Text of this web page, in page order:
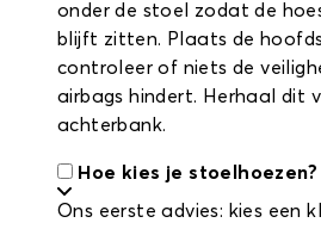
onder de stoel zodat de
blijft zitten. Plaats de
controleer of niets de
airbags hindert. Herhaal dit
achterbank.
Hoe kies je stoelhoezen?
Ons eerste advies: kies een